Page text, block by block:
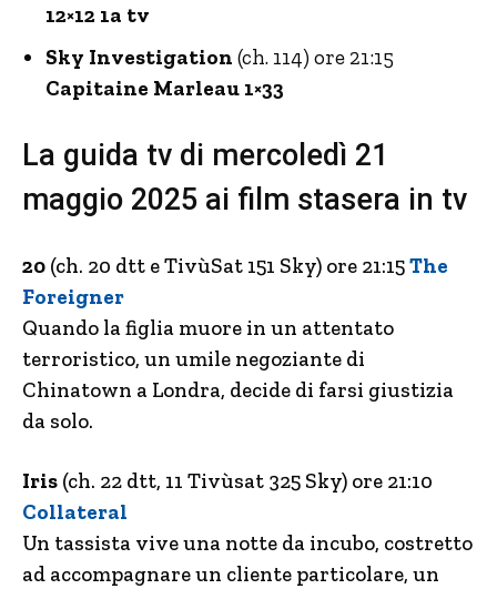
12×12 1a tv
Sky Investigation (ch. 114) ore 21:15
Capitaine Marleau 1×33
La guida tv di mercoledì 21
maggio 2025 ai film stasera in tv
20 (ch. 20 dtt e TivùSat 151 Sky) ore 21:15The
Foreigner
Quando la figlia muore in un attentato
terroristico, un umile negoziante di
Chinatown a Londra, decide di farsi giustizia
da solo.
Iris (ch. 22 dtt, 11 Tivùsat 325 Sky) ore 21:10
Collateral
Un tassista vive una notte da incubo, costretto
ad accompagnare un cliente particolare, un